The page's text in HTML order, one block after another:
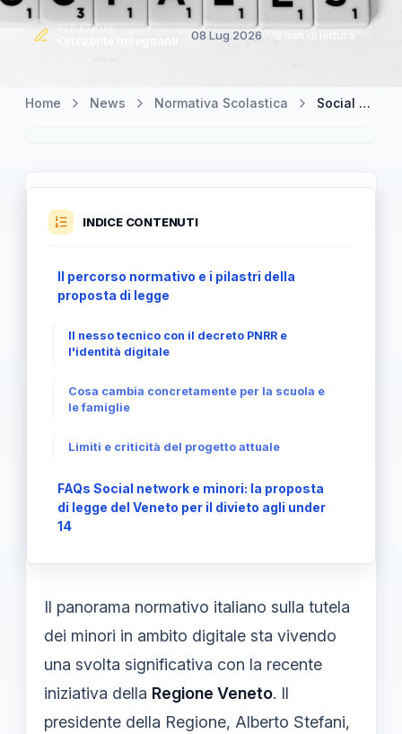
REDAZIONE 08 Lug 2026 9 min di lettura
Home News Normativa Scolastica Social network e minori: la proposta di legge del Veneto per il divieto agli under 14
INDICE CONTENUTI
Il percorso normativo e i pilastri della
proposta di legge
Il nesso tecnico con il decreto PNRR e
l'identità digitale
Cosa cambia concretamente per la scuola e
le famiglie
Limiti e criticità del progetto attuale
FAQs Social network e minori: la proposta
di legge del Veneto per il divieto agli under
14
Il panorama normativo italiano sulla tutela
dei minori in ambito digitale sta vivendo
una svolta significativa con la recente
iniziativa della Regione Veneto. Il
presidente della Regione, Alberto Stefani,